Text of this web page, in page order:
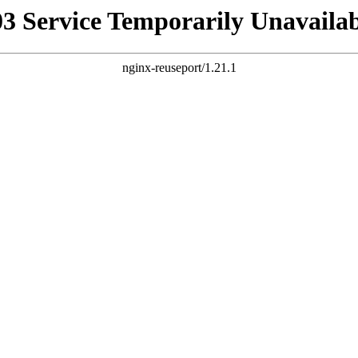
Service Temporarily
nginx-reuseport/1.21.1